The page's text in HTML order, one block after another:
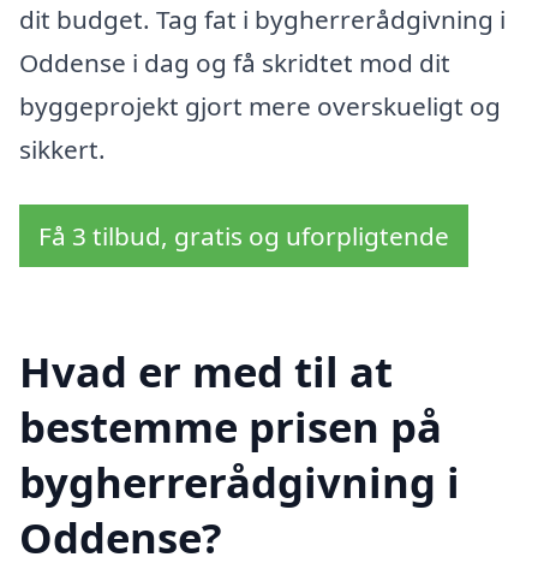
dit budget. Tag fat i bygherrerådgivning i
Oddense i dag og få skridtet mod dit
byggeprojekt gjort mere overskueligt og
sikkert.
Få 3 tilbud, gratis og uforpligtende
Hvad er med til at
bestemme prisen på
bygherrerådgivning i
Oddense?